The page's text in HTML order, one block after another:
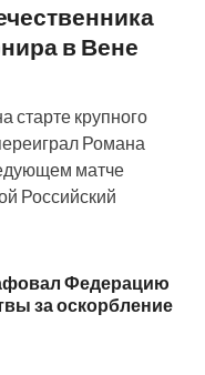
в Вене
старте крупного
Романа
матче
Российский
Федерацию
за оскорбление